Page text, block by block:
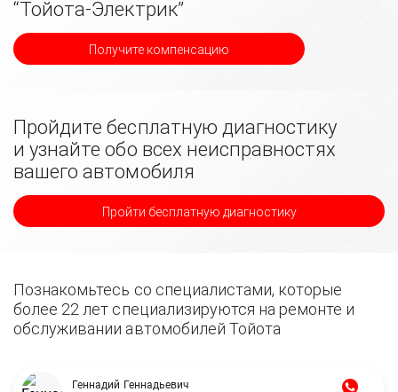
“Тойота-Электрик”
Получите компенсацию
Пройдите бесплатную диагностику
и узнайте обо всех неисправностях
вашего автомобиля
Пройти бесплатную диагностику
Познакомьтесь со специалистами, которые
более 22 лет специализируются на ремонте и
обслуживании автомобилей Тойота
Геннадий Геннадьевич